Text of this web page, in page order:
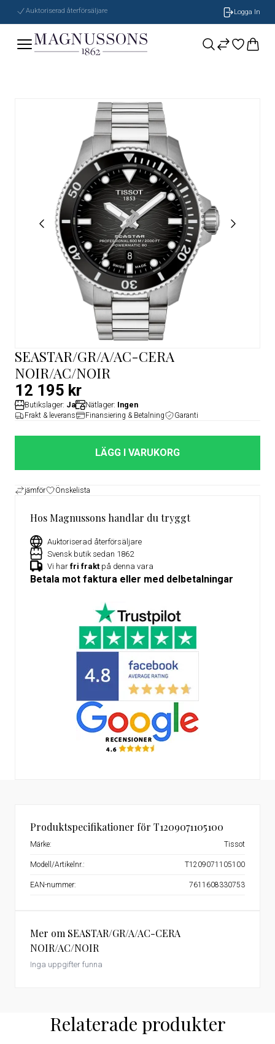
Auktoriserad återförsäljare Logga In
SEASTAR/GR/A/AC-CERA
NOIR/AC/NOIR
12 195 kr
Butikslager: Ja Nätlager: Ingen
Frakt & leverans Finansiering & Betalning Garanti
LÄGG I VARUKORG
jämför Önskelista
Hos Magnussons handlar du tryggt
Auktoriserad återförsäljare
Svensk butik sedan 1862
Vi har fri frakt på denna vara
Betala mot faktura eller med delbetalningar
Mer om SEASTAR/GR/A/AC-CERA
NOIR/AC/NOIR
Inga uppgifter funna
Produktspecifikationer för T1209071105100
Märke: Tissot
Modell/Artikelnr.: T1209071105100
EAN-nummer: 7611608330753
Relaterade produkter